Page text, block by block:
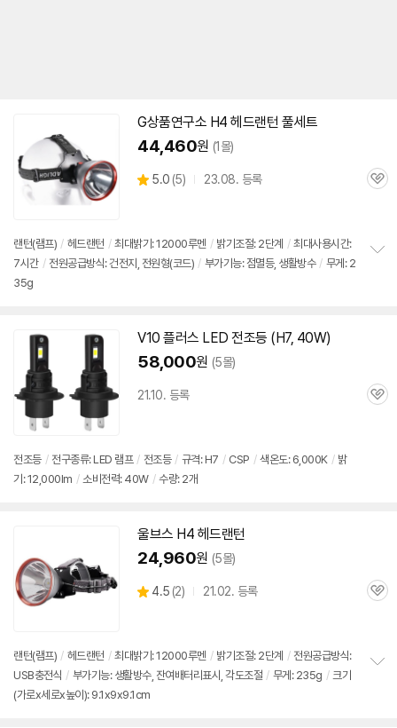
G상품연구소 H4 헤드랜턴 풀세트
44,460원 (1몰)
별
5.0 (상
뷰
5) 23.08. 등록
관
랜턴(램프) / 헤드랜턴 / 최대밝기:12000루멘 / 밝기조절: 2단계 / 최대사용시간:
7시간 / 전원공급방식: 건전지, 전원형(코드) / 부가기능: 점멸등, 생활방수 / 무게: 2
35g
V10 플러스 LED 전조등 (H7, 40W)
58,000원 (5몰)
21.10. 등록
관
전조등 / 전구종류: LED 램프 / 전조등 / 규격: H7 / CSP / 색온도: 6,000K / 밝
기: 12,000lm / 소비전력: 40W / 수량: 2개
울브스 H4 헤드랜턴
24,960원 (5몰)
별
4.5 (상
뷰
2) 21.02. 등록
관
랜턴(램프) / 헤드랜턴 / 최대밝기:12000루멘 / 밝기조절: 2단계 / 전원공급방식:
USB충전식 / 부가기능: 생활방수, 잔여배터리표시, 각도조절 / 무게: 235g / 크기
(가로x세로x높이): 9.1x9x9.1cm